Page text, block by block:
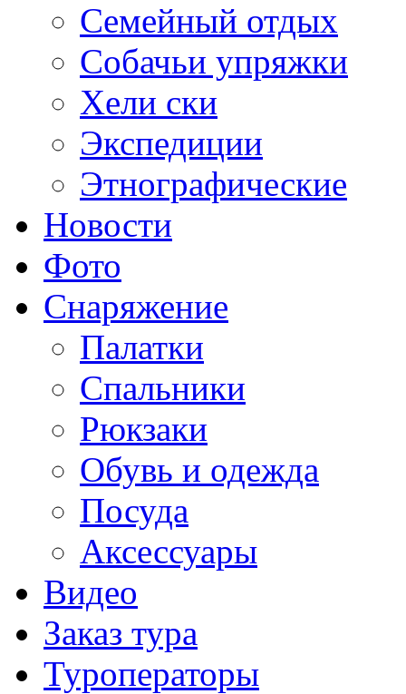
Семейный отдых
Собачьи упряжки
Хели ски
Экспедиции
Этнографические
Новости
Фото
Снаряжение
Палатки
Спальники
Рюкзаки
Обувь и одежда
Посуда
Аксессуары
Видео
Заказ тура
Туроператоры